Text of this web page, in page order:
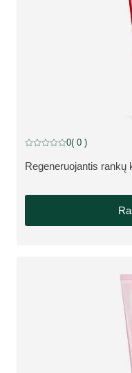
APIE PRODUKTĄ:
Regeneruojantis rankų
Dabartinis įvertinimas: 0
0( 0 )